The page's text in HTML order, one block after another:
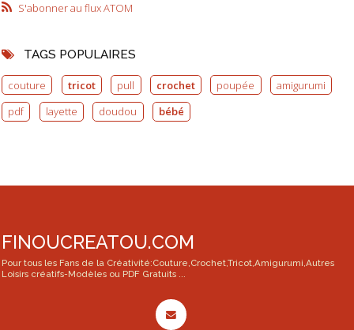
S'abonner au flux ATOM
TAGS POPULAIRES
couture tricot pull crochet poupée
amigurumi
pdf
layette doudou bébé
FINOUCREATOU.COM
Pour tous les Fans de la Créativité:Couture,Crochet,Tricot,Amigurumi,Autres
Loisirs créatifs-Modèles ou PDF Gratuits ...